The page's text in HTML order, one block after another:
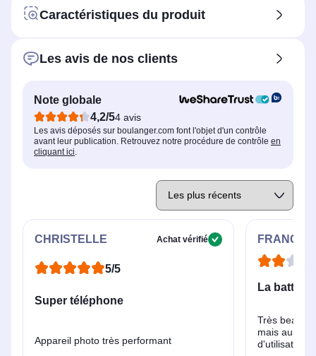
Caractéristiques du produit
Les avis de nos clients
Note globale
4,2/54 avis
Les avis déposés sur boulanger.com font l'objet d'un contrôle
avant leur publication. Retrouvez notre procédure de contrôle en
cliquant ici.
CHRISTELLE Achat vérifié
5/5
Super téléphone
Appareil photo très performant
La
Très beau
mais au
d'utilisation